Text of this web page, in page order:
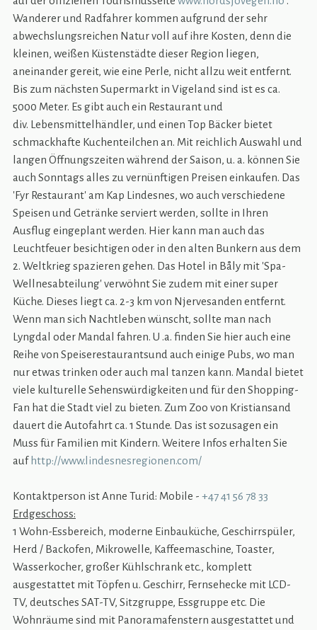
Wanderer und Radfahrer kommen aufgrund der sehr
abwechslungsreichen Natur voll auf ihre Kosten, denn die
kleinen, weißen Küstenstädte dieser Region liegen,
aneinander gereit, wie eine Perle, nicht allzu weit entfernt.
Bis zum nächsten Supermarkt in Vigeland sind ist es ca.
5000 Meter. Es gibt auch ein Restaurant und
div. Lebensmittelhändler, und einen Top Bäcker bietet
schmackhafte Kuchenteilchen an. Mit reichlich Auswahl und
langen Öffnungszeiten während der Saison, u. a. können Sie
auch Sonntags alles zu vernünftigen Preisen einkaufen. Das
'Fyr Restaurant' am Kap Lindesnes, wo auch verschiedene
Speisen und Getränke serviert werden, sollte in Ihren
Ausflug eingeplant werden. Hier kann man auch das
Leuchtfeuer besichtigen oder in den alten Bunkern aus dem
2. Weltkrieg spazieren gehen. Das Hotel in Båly mit 'Spa-
Wellnesabteilung' verwöhnt Sie zudem mit einer super
Küche. Dieses liegt ca. 2-3 km von Njervesanden entfernt.
Wenn man sich Nachtleben wünscht, sollte man nach
Lyngdal oder Mandal fahren. U .a. finden Sie hier auch eine
Reihe von Speiserestaurantsund auch einige Pubs, wo man
nur etwas trinken oder auch mal tanzen kann. Mandal bietet
viele kulturelle Sehenswürdigkeiten und für den Shopping-
Fan hat die Stadt viel zu bieten. Zum Zoo von Kristiansand
dauert die Autofahrt ca. 1 Stunde. Das ist sozusagen ein
Muss für Familien mit Kindern. Weitere Infos erhalten Sie
auf http://www.lindesnesregionen.com/
Kontaktperson ist Anne Turid: Mobile - +47 41 56 78 33
Erdgeschoss:
1 Wohn-Essbereich, moderne Einbauküche, Geschirrspüler,
Herd / Backofen, Mikrowelle, Kaffeemaschine, Toaster,
Wasserkocher, großer Kühlschrank etc., komplett
ausgestattet mit Töpfen u. Geschirr, Fernsehecke mit LCD-
TV, deutsches SAT-TV, Sitzgruppe, Essgruppe etc. Die
Wohnräume sind mit Panoramafenstern ausgestattet und